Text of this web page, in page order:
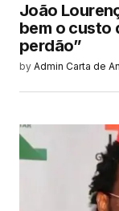
João
bem o custo
perdão”
by Admin Carta de